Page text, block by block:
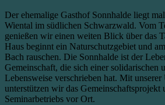
Der ehemalige Gasthof Sonnhalde liegt
Wiental im südlichen Schwarzwald. Vom
genießen wir einen weiten Blick über das
Haus beginnt ein Naturschutzgebiet und
Bach rauschen. Die Sonnhalde ist der
Gemeinschaft, die sich einer solidarischen
Lebensweise verschrieben hat. Mit unserer
unterstützen wir das Gemeinschaftsprojekt
Seminarbetriebs vor Ort.